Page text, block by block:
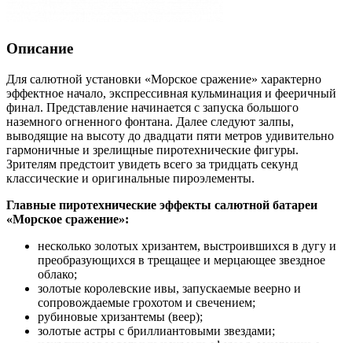
Описание
Для салютной установки «Морское сражение» характерно
эффектное начало, экспрессивная кульминация и фееричный
финал. Представление начинается с запуска большого
наземного огненного фонтана. Далее следуют залпы,
выводящие на высоту до двадцати пяти метров удивительно
гармоничные и зрелищные пиротехнические фигуры.
Зрителям предстоит увидеть всего за тридцать секунд
классические и оригинальные пироэлементы.
Главные пиротехнические эффекты салютной батареи
«Морское сражение»:
несколько золотых хризантем, выстроившихся в дугу и
преобразующихся в трещащее и мерцающее звездное
облако;
золотые королевские ивы, запускаемые веерно и
сопровождаемые грохотом и свечением;
рубиновые хризантемы (веер);
золотые астры с бриллиантовыми звездами;